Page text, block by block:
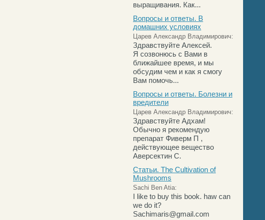
выращивания. Как...
Вопросы и ответы. В
домашних условиях
Царев Александр Владимирович:
Здравствуйте Алексей.
Я созвонюсь с Вами в
ближайшее время, и мы
обсудим чем и как я смогу
Вам помочь...
Вопросы и ответы. Болезни и
вредители
Царев Александр Владимирович:
Здравствуйте Адхам!
Обычно я рекомендую
препарат Фиверм П ,
действующее вещество
Аверсектин С.
Статьи. The Cultivation of
Mushrooms
Sachi Ben Atia:
I like to buy this book. haw can
we do it?
Sachimaris@gmail.com